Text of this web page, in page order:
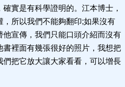
實是有科學證明的。江本博士，
所以我們不能夠翻印;如果沒有
宣傳，我們只能口頭介紹而沒有
裡面有幾張很好的照片，我想把
把它放大讓大家看看，可以增長